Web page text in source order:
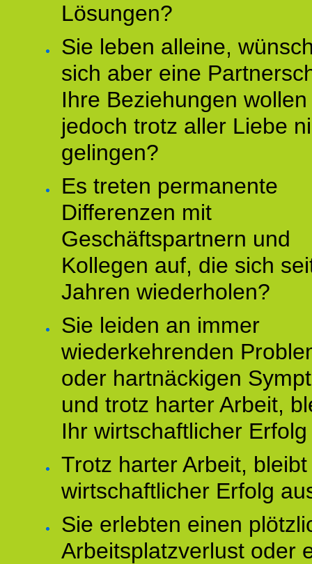
Lösungen?
Sie leben alleine,
sich aber eine
Ihre Beziehungen wollen
jedoch trotz aller Liebe
gelingen?
Es treten permanente
Differenzen mit
Geschäftspartnern und
Kollegen auf, die sich
Jahren wiederholen?
Sie leiden an immer
wiederkehrenden
oder hartnäckigen
und trotz harter Arbeit,
Ihr wirtschaftlicher
Trotz harter Arbeit,
wirtschaftlicher Erfolg
Sie erlebten einen
Arbeitsplatzverlust oder